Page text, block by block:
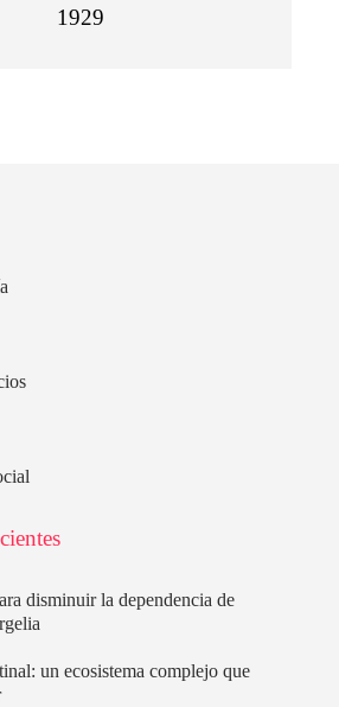
1929
disminuir la dependencia de
un ecosistema complejo que